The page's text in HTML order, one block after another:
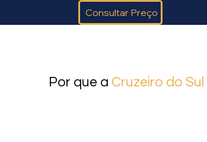
Consultar Preço
Por que a Cruzeiro do Sul